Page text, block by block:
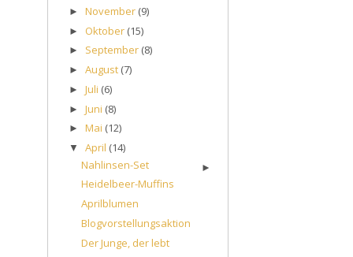
► November (9)
► Oktober (15)
► September (8)
► August (7)
► Juli (6)
► Juni (8)
► Mai (12)
▼ April (14)
Nahlinsen-Set
Heidelbeer-Muffins
Aprilblumen
Blogvorstellungsaktion
Der Junge, der lebt
►